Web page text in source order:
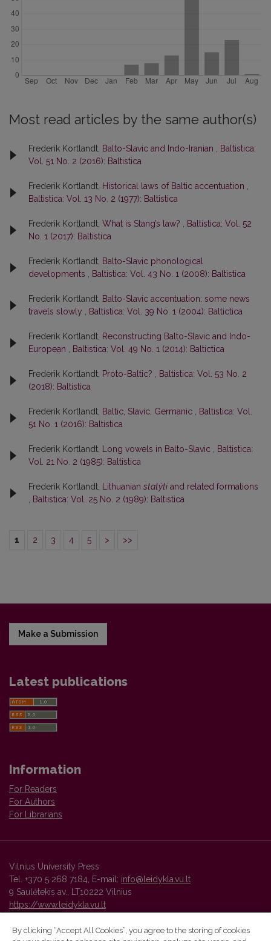
Most read articles by the same author(s)
Frederik Kortlandt, Balto-Slavic and Indo-Iranian , Baltistica:
Vol. 51 No. 2 (2016): Baltistica
Frederik Kortlandt, Historical laws of Baltic accentuation ,
Baltistica: Vol. 13 No. 2 (1977): Baltistica
Frederik Kortlandt, What is Stang’s law? , Baltistica: Vol. 52
No. 1 (2017): Baltistica
Frederik Kortlandt, Balto-Slavic phonological
developments , Baltistica: Vol. 43 No. 1 (2008): Baltistica
Frederik Kortlandt, Balto-Slavic accentuation: some news
travels slowly , Baltistica: Vol. 39 No. 1 (2004): Baltictica
Frederik Kortlandt, Reconstructing Balto-Slavic and Indo-
European , Baltistica: Vol. 49 No. 1 (2014): Baltictica
Frederik Kortlandt, Proto-Baltic? , Baltistica: Vol. 53 No. 2
(2018): Baltistica
Frederik Kortlandt, Baltic, Slavic, Germanic , Baltistica: Vol.
51 No. 1 (2016): Baltistica
Frederik Kortlandt, Long vowels in Balto-Slavic , Baltistica:
Vol. 21 No. 2 (1985): Baltistica
Frederik Kortlandt, Lithuanian statýti and related formations
, Baltistica: Vol. 25 No. 2 (1989): Baltistica
1 2 3 4 5 > >>
Make a Submission
Latest publications
Information
For Readers
For Authors
For Librarians
Vilnius University Press
Tel. +370 5 268 7184, E-mail: info@leidykla.vu.lt
9 Saulėtekis av., LT10222 Vilnius
https://www.leidykla.vu.lt
By clicking “Accept All Cookies”, you agree to the storing of cookies